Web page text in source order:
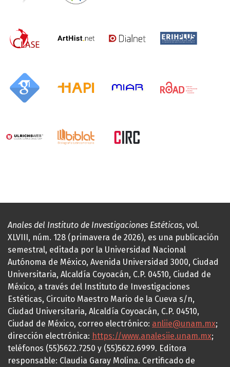
Anales del Instituto de Investigaciones Estéticas, vol.
XLVIII, núm. 128 (primavera de 2026), es una publicación
semestral, editada por la Universidad Nacional
Autónoma de México, Avenida Universidad 3000, Ciudad
Universitaria, Alcaldía Coyoacán, C.P. 04510, Ciudad de
México, a través del Instituto de Investigaciones
Estéticas, Circuito Maestro Mario de la Cueva s/n,
Ciudad Universitaria, Alcaldía Coyoacán, C.P. 04510,
Ciudad de México, correo electrónico: anliie@unam.mx;
dirección electrónica: https://www.analesiie.unam.mx;
teléfonos (55)5622.7250 y (55)5622.6999. Editora
responsable: Claudia Garay Molina. Certificado de